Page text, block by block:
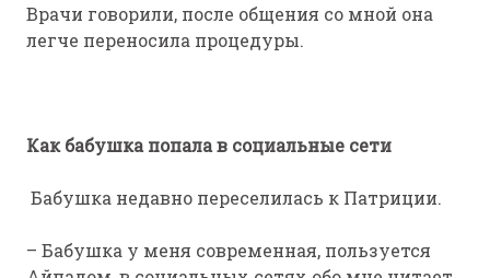
Врачи говорили, после общения со мной она
легче переносила процедуры.
Как бабушка попала в социальные сети
Бабушка недавно переселилась к Патриции.
– Бабушка у меня современная, пользуется